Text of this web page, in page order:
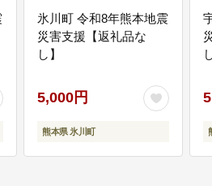
氷川町 令和8年熊本地震
災害支援【返礼品な
し】
5,000円
熊本県 氷川町